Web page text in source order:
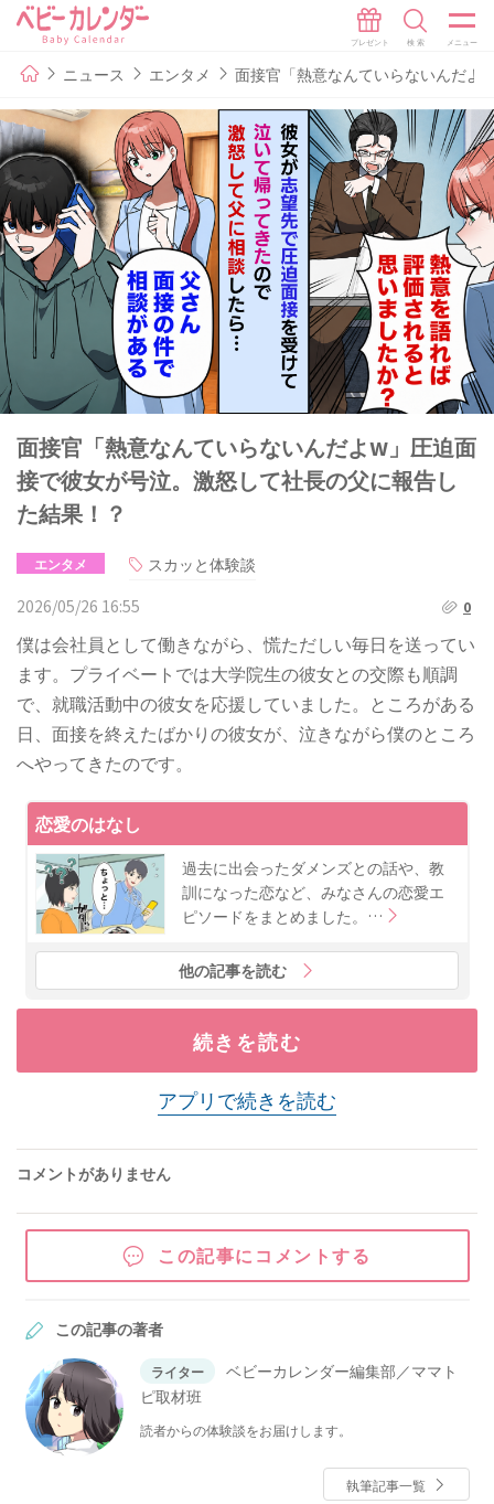
ニュース エンタメ 面接官「熱意なんていらないんだよ
面接官「熱意なんていらないんだよw」圧迫面
接で彼女が号泣。激怒して社長の父に報告し
た結果！？
エンタメ
スカッと体験談
2026/05/26 16:55
0
僕は会社員として働きながら、慌ただしい毎日を送ってい
ます。プライベートでは大学院生の彼女との交際も順調
で、就職活動中の彼女を応援していました。ところがある
日、面接を終えたばかりの彼女が、泣きながら僕のところ
へやってきたのです。
恋愛のはなし
過去に出会ったダメンズとの話や、教
訓になった恋など、みなさんの恋愛エ
ピソードをまとめました。…
他の記事を読む
続きを読む
アプリで続きを読む
コメントがありません
この記事にコメントする
この記事の著者
ライター
ベビーカレンダー編集部／ママト
ピ取材班
読者からの体験談をお届けします。
執筆記事一覧